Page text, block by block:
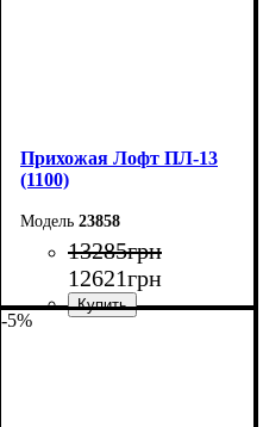
Прихожая Лофт ПЛ-13
(1100)
23858
13285грн
12621грн
-5%